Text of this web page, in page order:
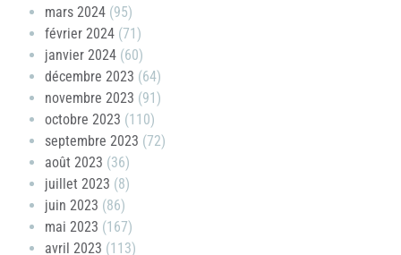
mars 2024 (95)
février 2024 (71)
janvier 2024 (60)
décembre 2023 (64)
novembre 2023 (91)
octobre 2023 (110)
septembre 2023 (72)
août 2023 (36)
juillet 2023 (8)
juin 2023 (86)
mai 2023 (167)
avril 2023 (113)